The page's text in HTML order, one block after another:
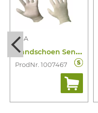
GSA
H
andschoen Sensitect
ProdNr. 1007467